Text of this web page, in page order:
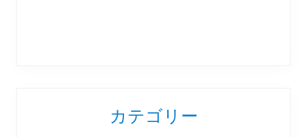
カテゴリー